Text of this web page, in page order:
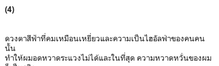
(4)
ดวงตาสีฟ้าที่คมเหมือนเหยี่ยวและความเป็นไฮอัลฟ่าของคนคน
นั้น
ทำให้ผมอดหวาดระแวงไม่ได้และในที่สุด ความหวาดหวั่นของผม